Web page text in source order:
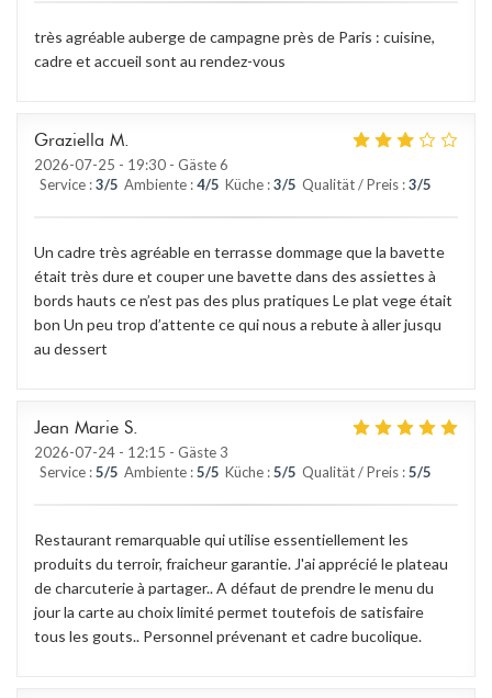
très agréable auberge de campagne près de Paris : cuisine,
cadre et accueil sont au rendez-vous
Graziella M
2026-07-25 - 19:30 - Gäste 6
Service :3/5 Ambiente :4/5 Küche :3/5 Qualität / Preis :3/5
Un cadre très agréable en terrasse dommage que la bavette
était très dure et couper une bavette dans des assiettes à
bords hauts ce n’est pas des plus pratiques Le plat vege était
bon Un peu trop d’attente ce qui nous a rebute à aller jusqu
au dessert
Jean Marie S
2026-07-24 - 12:15 - Gäste 3
Service :5/5 Ambiente :5/5 Küche :5/5 Qualität / Preis :5/5
Restaurant remarquable qui utilise essentiellement les
produits du terroir, fraicheur garantie. J'ai apprécié le plateau
de charcuterie à partager.. A défaut de prendre le menu du
jour la carte au choix limité permet toutefois de satisfaire
tous les gouts.. Personnel prévenant et cadre bucolique.